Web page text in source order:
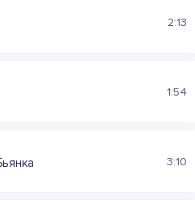
2:13
1:54
3:10